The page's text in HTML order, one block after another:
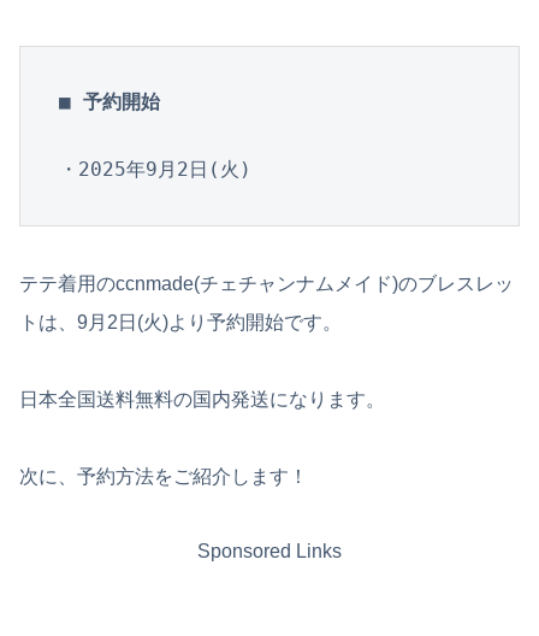
■ 予約開始
・2025年9月2日(火)
テテ着用のccnmade(チェチャンナムメイド)のブレスレッ
トは、9月2日(火)より予約開始です。
日本全国送料無料の国内発送になります。
次に、予約方法をご紹介します！
Sponsored Links